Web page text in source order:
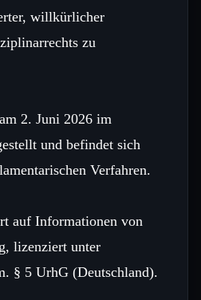
willkürlicher
zu
2. Juni 2026 im
und befindet sich
Verfahren.
auf Informationen von
lizenziert unter
§ 5 UrhG (Deutschland).